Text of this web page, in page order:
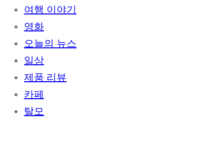
여행 이야기
영화
오늘의 뉴스
일상
제품 리뷰
카페
탈모